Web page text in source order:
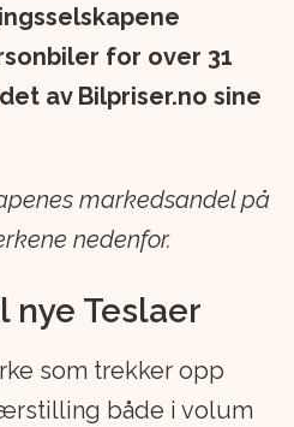
for over 31
av Bilpriser.no sine
markedsandel på
nedenfor.
nye Teslaer
som trekker opp
både i volum